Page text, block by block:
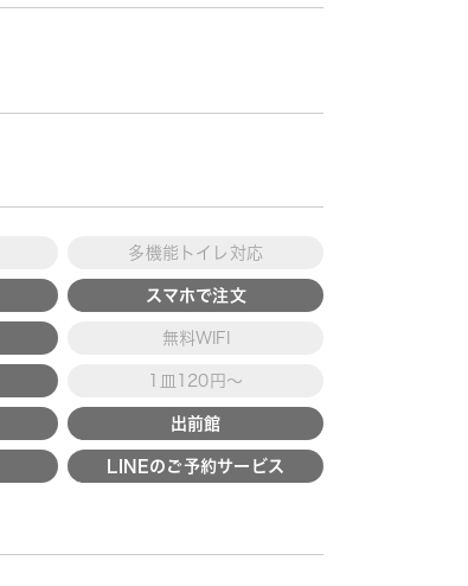
多機能トイレ対応
スマホで注文
無料WIFI
1皿120円～
出前館
LINEのご予約サービス